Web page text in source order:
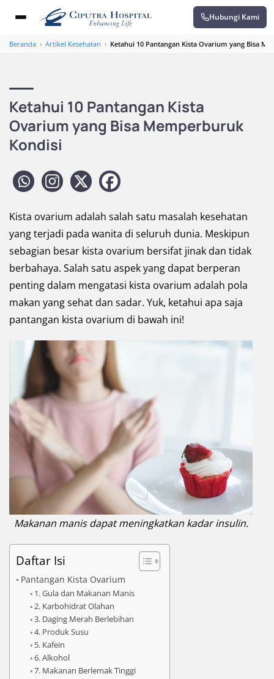
Hubungi Kami
Beranda › Artikel Kesehatan › Ketahui 10 Pantangan Kista Ovarium yang Bisa
Ketahui 10 Pantangan Kista
Ovarium yang Bisa Memperburuk
Kondisi
Kista ovarium adalah salah satu masalah kesehatan
yang terjadi pada wanita di seluruh dunia. Meskipun
sebagian besar kista ovarium bersifat jinak dan tidak
berbahaya. Salah satu aspek yang dapat berperan
penting dalam mengatasi kista ovarium adalah pola
makan yang sehat dan sadar. Yuk, ketahui apa saja
pantangan kista ovarium di bawah ini!
Makanan manis dapat meningkatkan kadar insulin.
Daftar Isi
Pantangan Kista Ovarium
1. Gula dan Makanan Manis
2. Karbohidrat Olahan
3. Daging Merah Berlebihan
4. Produk Susu
5. Kafein
6. Alkohol
7. Makanan Berlemak Tinggi